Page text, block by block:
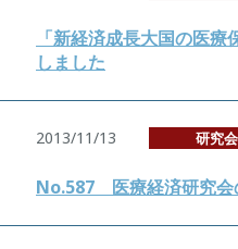
「新経済成長大国の医
しました
2013/11/13 研究会
No.587 医療経済研究会